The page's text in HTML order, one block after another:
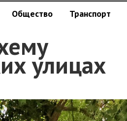
Общество Транспорт
улицах